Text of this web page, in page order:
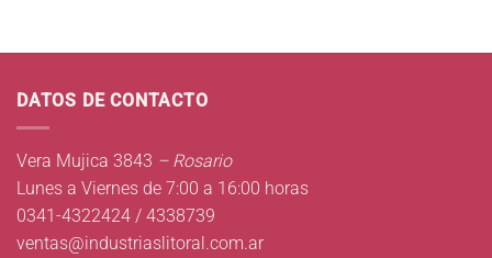
DATOS DE CONTACTO
Vera Mujica 3843 – Rosario
Lunes a Viernes de 7:00 a 16:00 horas
0341-4322424 / 4338739
ventas@industriaslitoral.com.ar